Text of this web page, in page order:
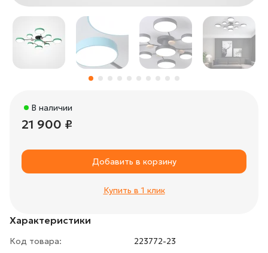
Характеристики
Код товара: 223772-23
В наличии
21 900 ₽
Добавить в корзину
Купить в 1 клик